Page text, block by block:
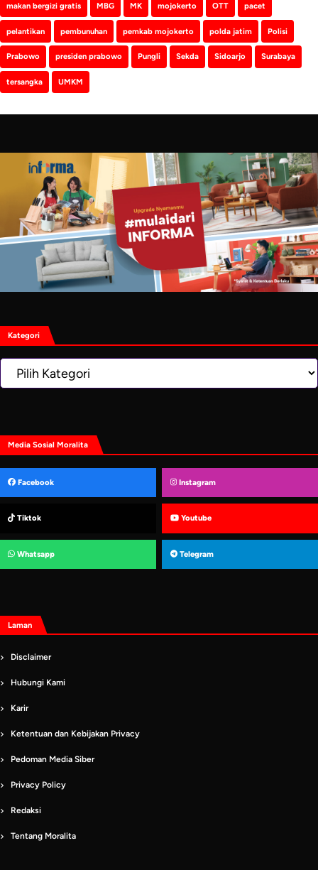
makan bergizi gratis MBG MK mojokerto OTT pacet
pelantikan pembunuhan pemkab mojokerto polda jatim Polisi
Prabowo presiden prabowo Pungli Sekda Sidoarjo Surabaya
tersangka UMKM
Kategori
Kategori
Media Sosial Moralita
Facebook Instagram
Tiktok Youtube
Whatsapp Telegram
Laman
Disclaimer
Hubungi Kami
Karir
Ketentuan dan Kebijakan Privacy
Pedoman Media Siber
Privacy Policy
Redaksi
Tentang Moralita